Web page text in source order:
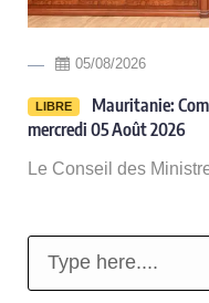
05/08/2026
LIBRE
Mauritanie:
mercredi 05 Août 2026
Le Conseil des